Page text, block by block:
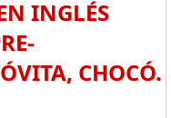
INGLÉS
CHOCÓ.